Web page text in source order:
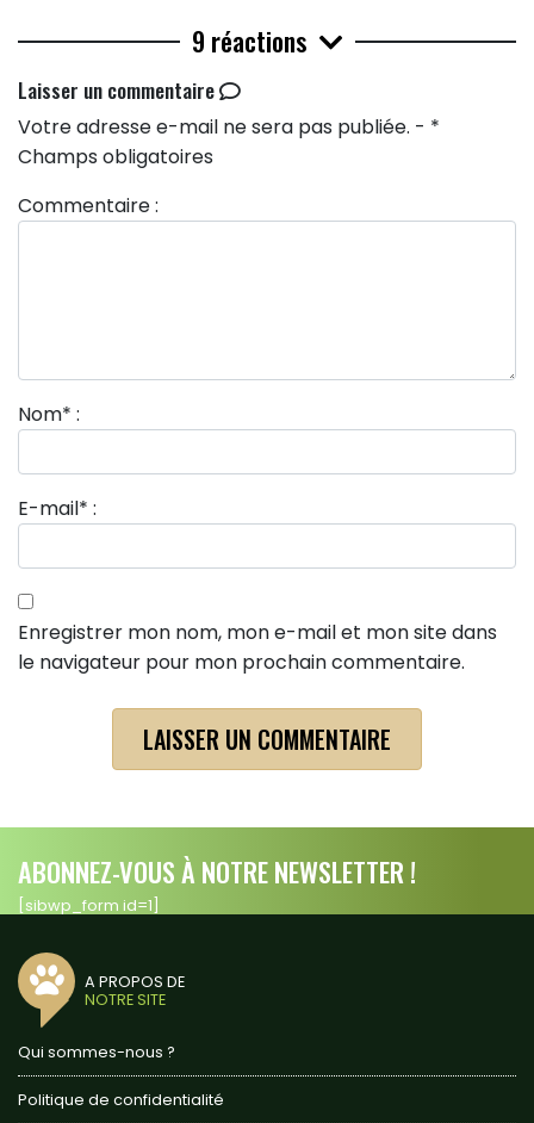
9 réactions
Laisser un commentaire
Votre adresse e-mail ne sera pas publiée. - *
Champs obligatoires
Commentaire :
Nom* :
E-mail* :
Enregistrer mon nom, mon e-mail et mon site dans
le navigateur pour mon prochain commentaire.
ABONNEZ-VOUS À NOTRE NEWSLETTER !
[sibwp_form id=1]
A PROPOS DE
NOTRE SITE
Qui sommes-nous ?
Politique de confidentialité